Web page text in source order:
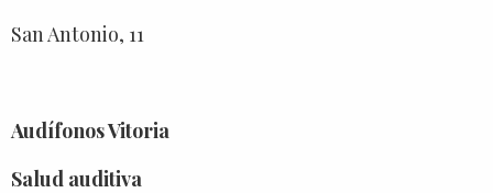
San Antonio, 11
Audífonos Vitoria
Salud auditiva